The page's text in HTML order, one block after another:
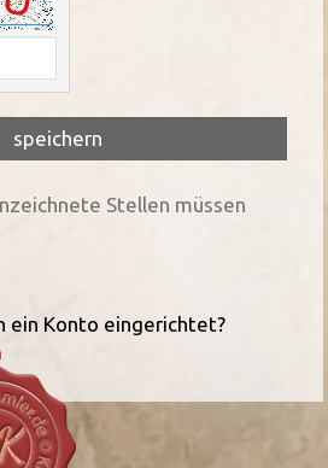
Stellen müssen
ein Konto eingerichtet?